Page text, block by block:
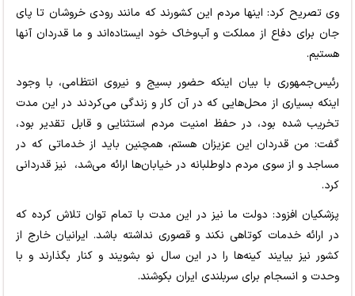
وی تصریح کرد: اینها مردم این کشورند که مانند رودی خروشان تا پای
جان برای دفاع از مملکت و آب‌وخاک خود ایستاده‌اند و ما قدردان آنها
هستیم.
رئیس‌جمهوری با بیان اینکه حضور بسیج و نیروی انتظامی، با وجود
اینکه بسیاری از محل‌هایی که در آن کار و زندگی می‌کردند در این مدت
تخریب شده بود، در حفظ امنیت مردم استثنایی و قابل تقدیر بود،
گفت: من قدردان این عزیزان هستم، همچنین باید از خدماتی که در
مساجد و از سوی مردم داوطلبانه در خیابان‌ها ارائه می‌شد، نیز قدردانی
کرد.
پزشکیان افزود: دولت ما نیز در این مدت با تمام توان تلاش کرده که
در ارائه خدمات کوتاهی نکند و قصوری نداشته باشد. ایرانیان خارج از
کشور نیز بیایند کینه‌ها را در این سال نو بشویند و کنار بگذارند و با
وحدت و انسجام برای سربلندی ایران بکوشند.